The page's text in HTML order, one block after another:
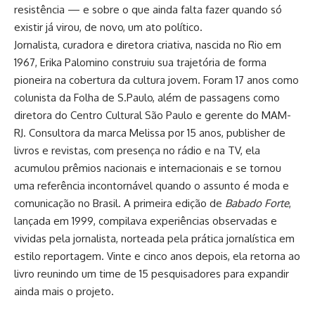
resistência — e sobre o que ainda falta fazer quando só
existir já virou, de novo, um ato político.
Jornalista, curadora e diretora criativa, nascida no Rio em
1967, Erika Palomino construiu sua trajetória de forma
pioneira na cobertura da cultura jovem. Foram 17 anos como
colunista da Folha de S.Paulo, além de passagens como
diretora do Centro Cultural São Paulo e gerente do MAM-
RJ. Consultora da marca Melissa por 15 anos, publisher de
livros e revistas, com presença no rádio e na TV, ela
acumulou prêmios nacionais e internacionais e se tornou
uma referência incontornável quando o assunto é moda e
comunicação no Brasil. A primeira edição de Babado Forte,
lançada em 1999, compilava experiências observadas e
vividas pela jornalista, norteada pela prática jornalística em
estilo reportagem. Vinte e cinco anos depois, ela retorna ao
livro reunindo um time de 15 pesquisadores para expandir
ainda mais o projeto.